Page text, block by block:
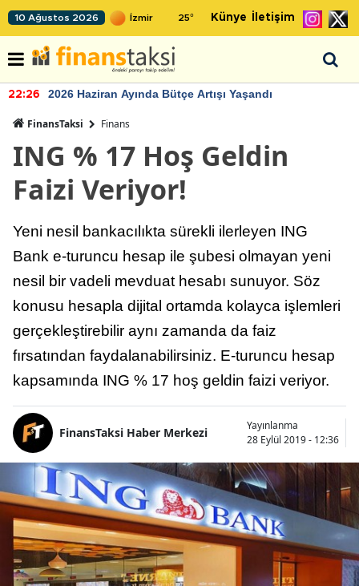
10 Ağustos 2026 25° Künye İletişim
22:26 2026 Haziran Ayında Bütçe Artışı Yaşandı
FinansTaksi Finans
ING % 17 Hoş Geldin
Faizi Veriyor!
Yeni nesil bankacılıkta sürekli ilerleyen ING
Bank e-turuncu hesap ile şubesi olmayan yeni
nesil bir vadeli mevduat hesabı sunuyor. Söz
konusu hesapla dijital ortamda kolayca işlemleri
gerçekleştirebilir aynı zamanda da faiz
fırsatından faydalanabilirsiniz. E-turuncu hesap
kapsamında ING % 17 hoş geldin faizi veriyor.
FinansTaksi Haber Merkezi
Yayınlanma
28 Eylül 2019 - 12:36